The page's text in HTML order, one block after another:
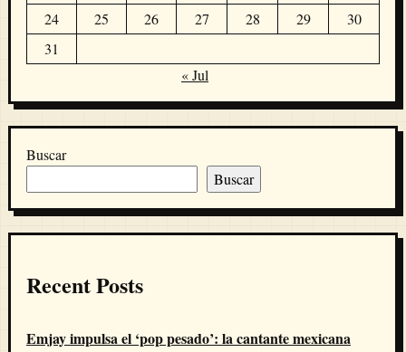
24
25 26 27 28 29
30
31
« Jul
Buscar
Buscar
Recent Posts
Emjay impulsa el ‘pop pesado’: la cantante mexicana